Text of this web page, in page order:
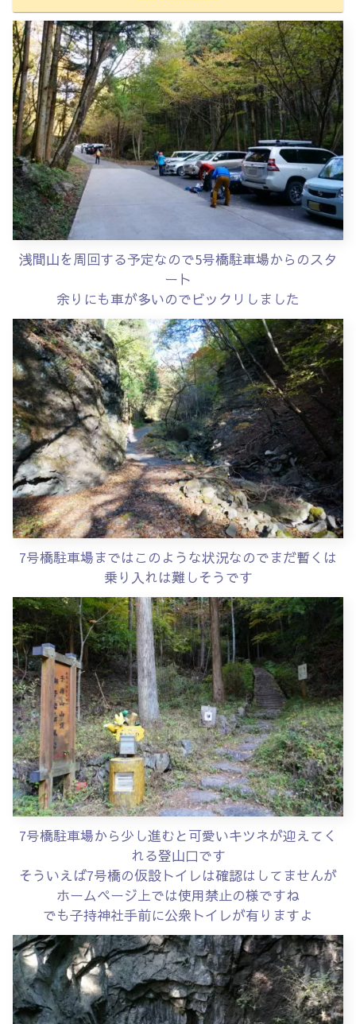
浅間山を周回する予定なので5号橋駐車場からのスタ
ート
余りにも車が多いのでビックリしました
7号橋駐車場まではこのような状況なのでまだ暫くは
乗り入れは難しそうです
7号橋駐車場から少し進むと可愛いキツネが迎えてく
れる登山口です
そういえば7号橋の仮設トイレは確認はしてませんが
ホームページ上では使用禁止の様ですね
でも子持神社手前に公衆トイレが有りますよ